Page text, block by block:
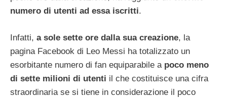
numero di utenti ad essa iscritti.
Infatti, a sole sette ore dalla sua creazione, la
pagina Facebook di Leo Messi ha totalizzato un
esorbitante numero di fan equiparabile a poco meno
di sette milioni di utenti il che costituisce una cifra
straordinaria se si tiene in considerazione il poco